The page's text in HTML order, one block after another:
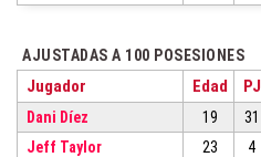
AJUSTADAS A 100 POSESIONES
Jugador Edad PJ
Dani Díez 19 31
Jeff Taylor
23 4